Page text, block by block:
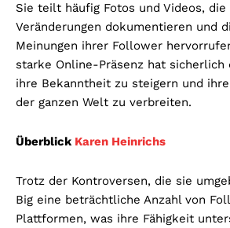
Sie teilt häufig Fotos und Videos, die
Veränderungen dokumentieren und
Meinungen ihrer Follower
starke Online-Präsenz hat sicherlich
ihre Bekanntheit zu steigern und
der ganzen Welt zu verbreiten.
Überblick Karen Heinrichs
Trotz der Kontroversen, die sie
Big eine beträchtliche Anzahl von
Plattformen, was ihre Fähigkeit